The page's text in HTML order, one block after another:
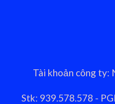
Tài khoản công ty:
Stk: 939.578.578 -